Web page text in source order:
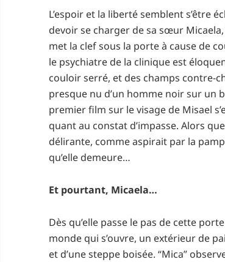
L’espoir et la liberté semblent s’être
devoir se charger de sa sœur
met la clef sous la porte à cause de
le psychiatre de la clinique est
couloir serré, et des champs contre-
presque nu d’un homme noir sur un
premier film sur le visage de Misael
quant au constat d’impasse. Alors
délirante, comme aspirait par la
qu’elle demeure…
Et pourtant, Micaela…
Dès qu’elle passe le pas de cette
monde qui s’ouvre, un extérieur de
et d’une steppe boisée. “Mica”